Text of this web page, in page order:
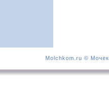
Molchkom.ru ©